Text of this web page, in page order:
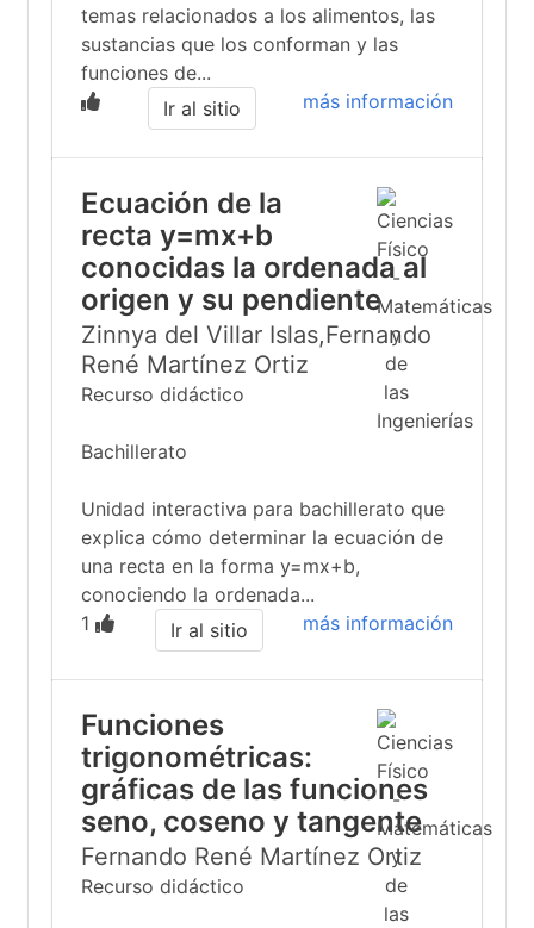
temas relacionados a los alimentos, las
sustancias que los conforman y las
funciones de...
más información
Ir al sitio
Ecuación de la
recta y=mx+b
conocidas la ordenada al
origen y su pendiente
Zinnya del Villar Islas,Fernando
René Martínez Ortiz
Recurso didáctico
Bachillerato
Unidad interactiva para bachillerato que
explica cómo determinar la ecuación de
una recta en la forma y=mx+b,
conociendo la ordenada...
1
más información
Ir al sitio
Funciones
trigonométricas:
gráficas de las funciones
seno, coseno y tangente
Fernando René Martínez Ortiz
Recurso didáctico